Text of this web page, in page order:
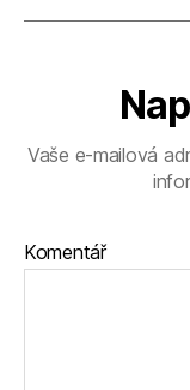
Vaše e-mailová
Komentář